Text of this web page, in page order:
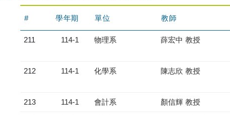
# 學年期 單位 教師
211 114-1 物理系 薛宏中 教授
212 114-1 化學系 陳志欣 教授
213 114-1 會計系 顏信輝 教授